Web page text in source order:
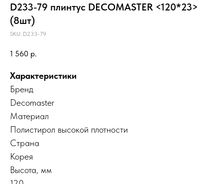
D233-79 плинтус DECOMASTER <120*23>
(8шт)
SKU: D233-79
1 560 р.
Характеристики
Бренд
Decomaster
Материал
Полистирол высокой плотности
Страна
Корея
Высота, мм